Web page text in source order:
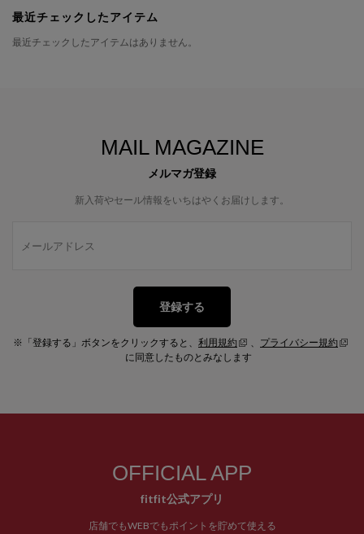
最近チェックしたアイテム
最近チェックしたアイテムはありません。
MAIL MAGAZINE
メルマガ登録
新入荷やセール情報をいちはやくお届けします。
登録する
※「登録する」ボタンをクリックすると、 利用規約 、 プライバシー規約
に同意したものとみなします
OFFICIAL APP
fitfit公式アプリ
店舗でもWEBでもポイントを貯めて使える